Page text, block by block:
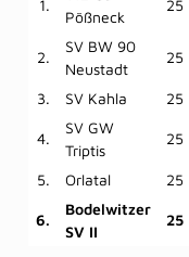
1.
Pößneck
25
2.
SV BW 90
Neustadt
25
3. SV Kahla 25
4.
SV GW
Triptis
25
5. Orlatal 25
6.
Bodelwitzer
SV II
25